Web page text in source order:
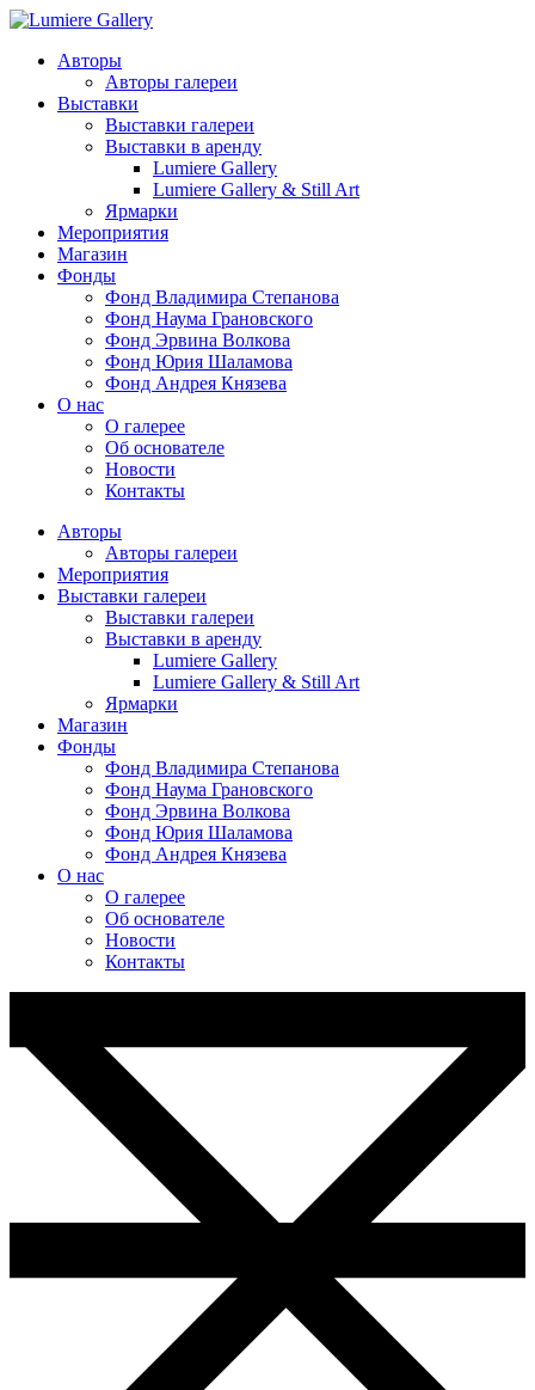
Авторы
Авторы галереи
Выставки
Выставки галереи
Выставки в аренду
Lumiere Gallery
Lumiere Gallery & Still Art
Ярмарки
Мероприятия
Магазин
Фонды
Фонд Владимира Степанова
Фонд Наума Грановского
Фонд Эрвина Волкова
Фонд Юрия Шаламова
Фонд Андрея Князева
О нас
О галерее
Об основателе
Новости
Контакты
Авторы
Авторы галереи
Мероприятия
Выставки галереи
Выставки галереи
Выставки в аренду
Lumiere Gallery
Lumiere Gallery & Still Art
Ярмарки
Магазин
Фонды
Фонд Владимира Степанова
Фонд Наума Грановского
Фонд Эрвина Волкова
Фонд Юрия Шаламова
Фонд Андрея Князева
О нас
О галерее
Об основателе
Новости
Контакты